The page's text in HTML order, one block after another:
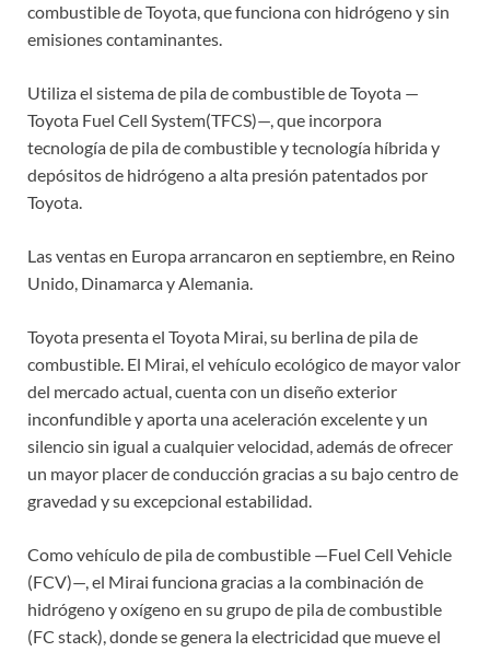
combustible de Toyota, que funciona con hidrógeno y sin
emisiones contaminantes.
Utiliza el sistema de pila de combustible de Toyota —
Toyota Fuel Cell System(TFCS)—, que incorpora
tecnología de pila de combustible y tecnología híbrida y
depósitos de hidrógeno a alta presión patentados por
Toyota.
Las ventas en Europa arrancaron en septiembre, en Reino
Unido, Dinamarca y Alemania.
Toyota presenta el Toyota Mirai, su berlina de pila de
combustible. El Mirai, el vehículo ecológico de mayor valor
del mercado actual, cuenta con un diseño exterior
inconfundible y aporta una aceleración excelente y un
silencio sin igual a cualquier velocidad, además de ofrecer
un mayor placer de conducción gracias a su bajo centro de
gravedad y su excepcional estabilidad.
Como vehículo de pila de combustible —Fuel Cell Vehicle
(FCV)—, el Mirai funciona gracias a la combinación de
hidrógeno y oxígeno en su grupo de pila de combustible
(FC stack), donde se genera la electricidad que mueve el